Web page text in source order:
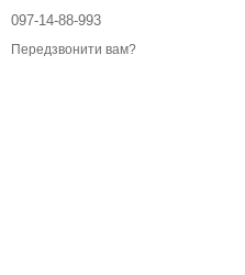
097-14-88-993
Передзвонити вам?